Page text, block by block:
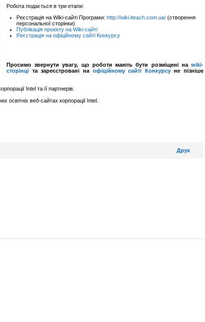
Робота подається в три етапи:
Реєстрація на Wiki-сайті Програми: http://wiki.iteach.com.ua/ (створення
персональної сторінки)
Публікація проекту на Wiki-сайті
Реєстрація на офіційному сайті Конкурсу
Просимо звернути увагу, що роботи мають бути розміщені на wiki-
сторінці та зареєстровані на офіційному сайті Конкурсуне пізніше
Intel та її партнерів.
освітніх веб-сайтах корпорації Intel.
Друк